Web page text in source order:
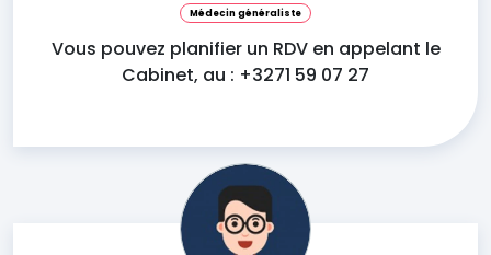
Médecin généraliste
Vous pouvez planifier un RDV en appelant le
Cabinet, au : +3271 59 07 27